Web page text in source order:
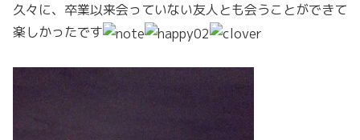
久々に、卒業以来会っていない友人とも会うことができて
楽しかったです